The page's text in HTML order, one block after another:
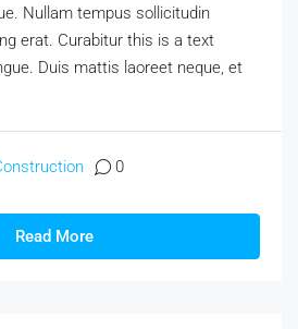
Nullam tempus sollicitudin
erat. Curabitur this is a text
Duis mattis laoreet neque, et
0
Read More